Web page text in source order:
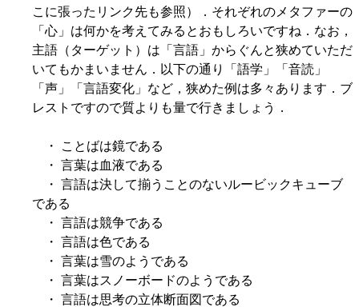
こに張ったリンク先も参照）．それぞれのメタファーの
「心」は何かを考えてみるとおもしろいですね．なお，
主語（ターゲット）は「言語」からぐんと狭めていただ
いてもかまいません．以下の通り「語学」「音読」
「声」「言語変化」など，狭めた例は多々あります．ブ
レストですので質よりも量で行きましょう．
・ ことばは鏡である
・ 言葉は血液である
・ 言語は決して揃うことのないルービックキューブ
である
・ 言語は競争である
・ 言語は色である
・ 言葉は雪のようである
・ 言葉はスノーボードのようである
・ 言語は思考の立体断面図である